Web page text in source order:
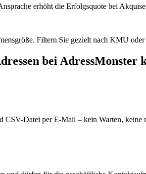
erhöht die Erfolgsquote bei
Filtern Sie gezielt nach KMU
bei AdressMonster
CSV-Datei per E-Mail – kein Warten, keine